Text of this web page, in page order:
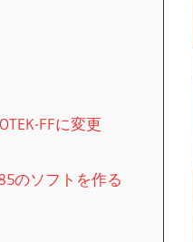
FFに変更
のソフトを作る